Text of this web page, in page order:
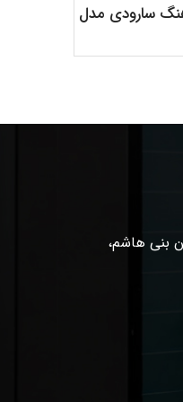
سارودی مدل
بنی هاشم،